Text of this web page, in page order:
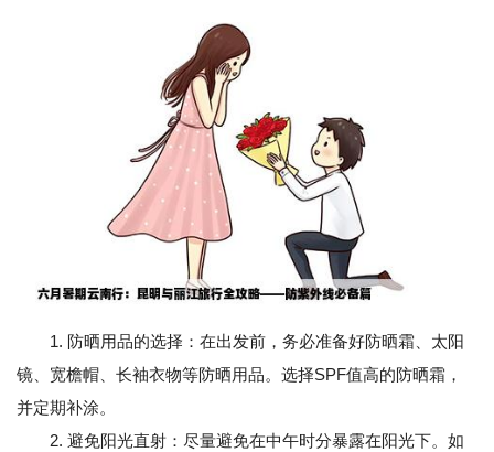
1. 防晒用品的选择：在出发前，务必准备好防晒霜、太阳
镜、宽檐帽、长袖衣物等防晒用品。选择SPF值高的防晒霜，
并定期补涂。
2. 避免阳光直射：尽量避免在中午时分暴露在阳光下。如